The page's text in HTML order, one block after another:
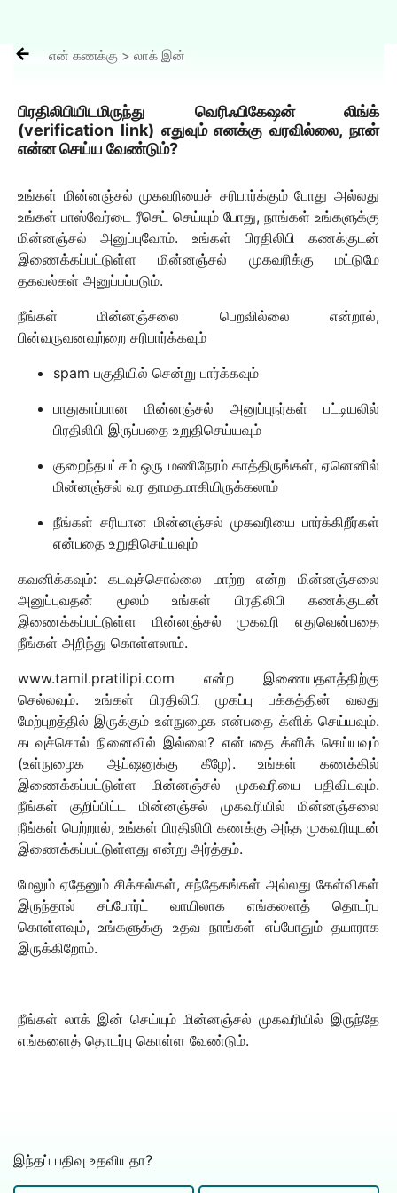
 என் கணக்கு > லாக் இன்
பிரதிலிபியிடமிருந்து வெரிஃபிகேஷன் லிங்க்
(verification link) எதுவும் எனக்கு வரவில்லை, நான்
என்ன செய்ய வேண்டும்?
உங்கள் மின்னஞ்சல் முகவரியைச் சரிபார்க்கும் போது அல்லது
உங்கள் பாஸ்வேர்டை ரீசெட் செய்யும் போது, நாங்கள் உங்களுக்கு
மின்னஞ்சல் அனுப்புவோம். உங்கள் பிரதிலிபி கணக்குடன்
இணைக்கப்பட்டுள்ள மின்னஞ்சல் முகவரிக்கு மட்டுமே
தகவல்கள் அனுப்பப்படும்.
நீங்கள் மின்னஞ்சலை பெறவில்லை என்றால்,
பின்வருவனவற்றை சரிபார்க்கவும்
spam பகுதியில் சென்று பார்க்கவும்
பாதுகாப்பான மின்னஞ்சல் அனுப்புநர்கள் பட்டியலில்
பிரதிலிபி இருப்பதை உறுதிசெய்யவும்
குறைந்தபட்சம் ஒரு மணிநேரம் காத்திருங்கள், ஏனெனில்
மின்னஞ்சல் வர தாமதமாகியிருக்கலாம்
நீங்கள் சரியான மின்னஞ்சல் முகவரியை பார்க்கிறீர்கள்
என்பதை உறுதிசெய்யவும்
கவனிக்கவும்: கடவுச்சொல்லை மாற்ற என்ற மின்னஞ்சலை
அனுப்புவதன் மூலம் உங்கள் பிரதிலிபி கணக்குடன்
இணைக்கப்பட்டுள்ள மின்னஞ்சல் முகவரி எதுவென்பதை
நீங்கள் அறிந்து கொள்ளலாம்.
www.tamil.pratilipi.com என்ற இணையதளத்திற்கு
செல்லவும். உங்கள் பிரதிலிபி முகப்பு பக்கத்தின் வலது
மேற்புறத்தில் இருக்கும் உள்நுழைக என்பதை க்ளிக் செய்யவும்.
கடவுச்சொல் நினைவில் இல்லை? என்பதை க்ளிக் செய்யவும்
(உள்நுழைக ஆப்ஷனுக்கு கீழே). உங்கள் கணக்கில்
இணைக்கப்பட்டுள்ள மின்னஞ்சல் முகவரியை பதிவிடவும்.
நீங்கள் குறிப்பிட்ட மின்னஞ்சல் முகவரியில் மின்னஞ்சலை
நீங்கள் பெற்றால், உங்கள் பிரதிலிபி கணக்கு அந்த முகவரியுடன்
இணைக்கப்பட்டுள்ளது என்று அர்த்தம்.
மேலும் ஏதேனும் சிக்கல்கள், சந்தேகங்கள் அல்லது கேள்விகள்
இருந்தால் சப்போர்ட் வாயிலாக எங்களைத் தொடர்பு
கொள்ளவும், உங்களுக்கு உதவ நாங்கள் எப்போதும் தயாராக
இருக்கிறோம்.
நீங்கள் லாக் இன் செய்யும் மின்னஞ்சல் முகவரியில் இருந்தே
எங்களைத் தொடர்பு கொள்ள வேண்டும்.
இந்தப் பதிவு உதவியதா?